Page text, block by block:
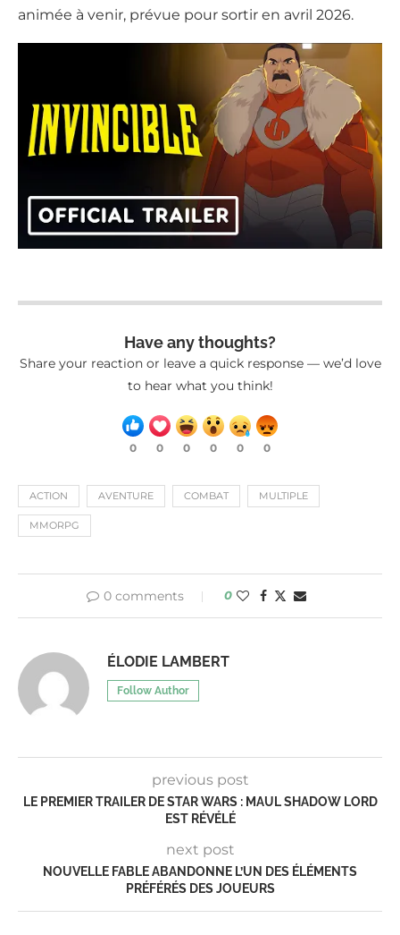
animée à venir, prévue pour sortir en avril 2026.
Have any thoughts?
Share your reaction or leave a quick response — we’d love
to hear what you think!
0 0 0 0 0 0
ACTION AVENTURE COMBAT MULTIPLE
MMORPG
0 comments 0
ÉLODIE LAMBERT
Follow Author
previous post
LE PREMIER TRAILER DE STAR WARS : MAUL SHADOW LORD
EST RÉVÉLÉ
next post
NOUVELLE FABLE ABANDONNE L’UN DES ÉLÉMENTS
PRÉFÉRÉS DES JOUEURS